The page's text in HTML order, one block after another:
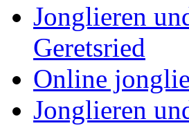
Jonglieren
Geretsried
Online
Jonglieren